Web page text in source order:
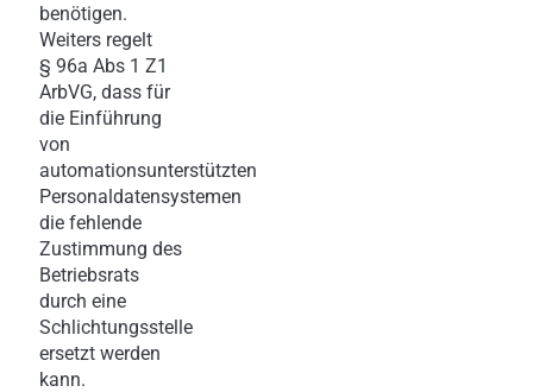
benötigen.
Weiters regelt
§ 96a Abs 1 Z1
ArbVG, dass für
die Einführung
von
automationsunterstützten
Personaldatensystemen
die fehlende
Zustimmung des
Betriebsrats
durch eine
Schlichtungsstelle
ersetzt werden
kann.